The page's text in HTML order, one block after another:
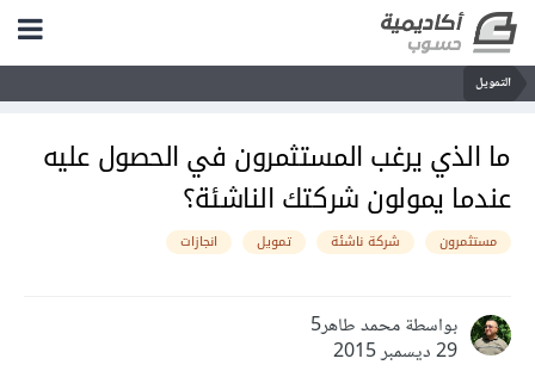
التمويل
ما الذي يرغب المستثمرون في الحصول عليه
عندما يمولون شركتك الناشئة؟
مستثمرون شركة ناشئة تمويل انجازات
بواسطة محمد طاهر5
29 ديسمبر 2015